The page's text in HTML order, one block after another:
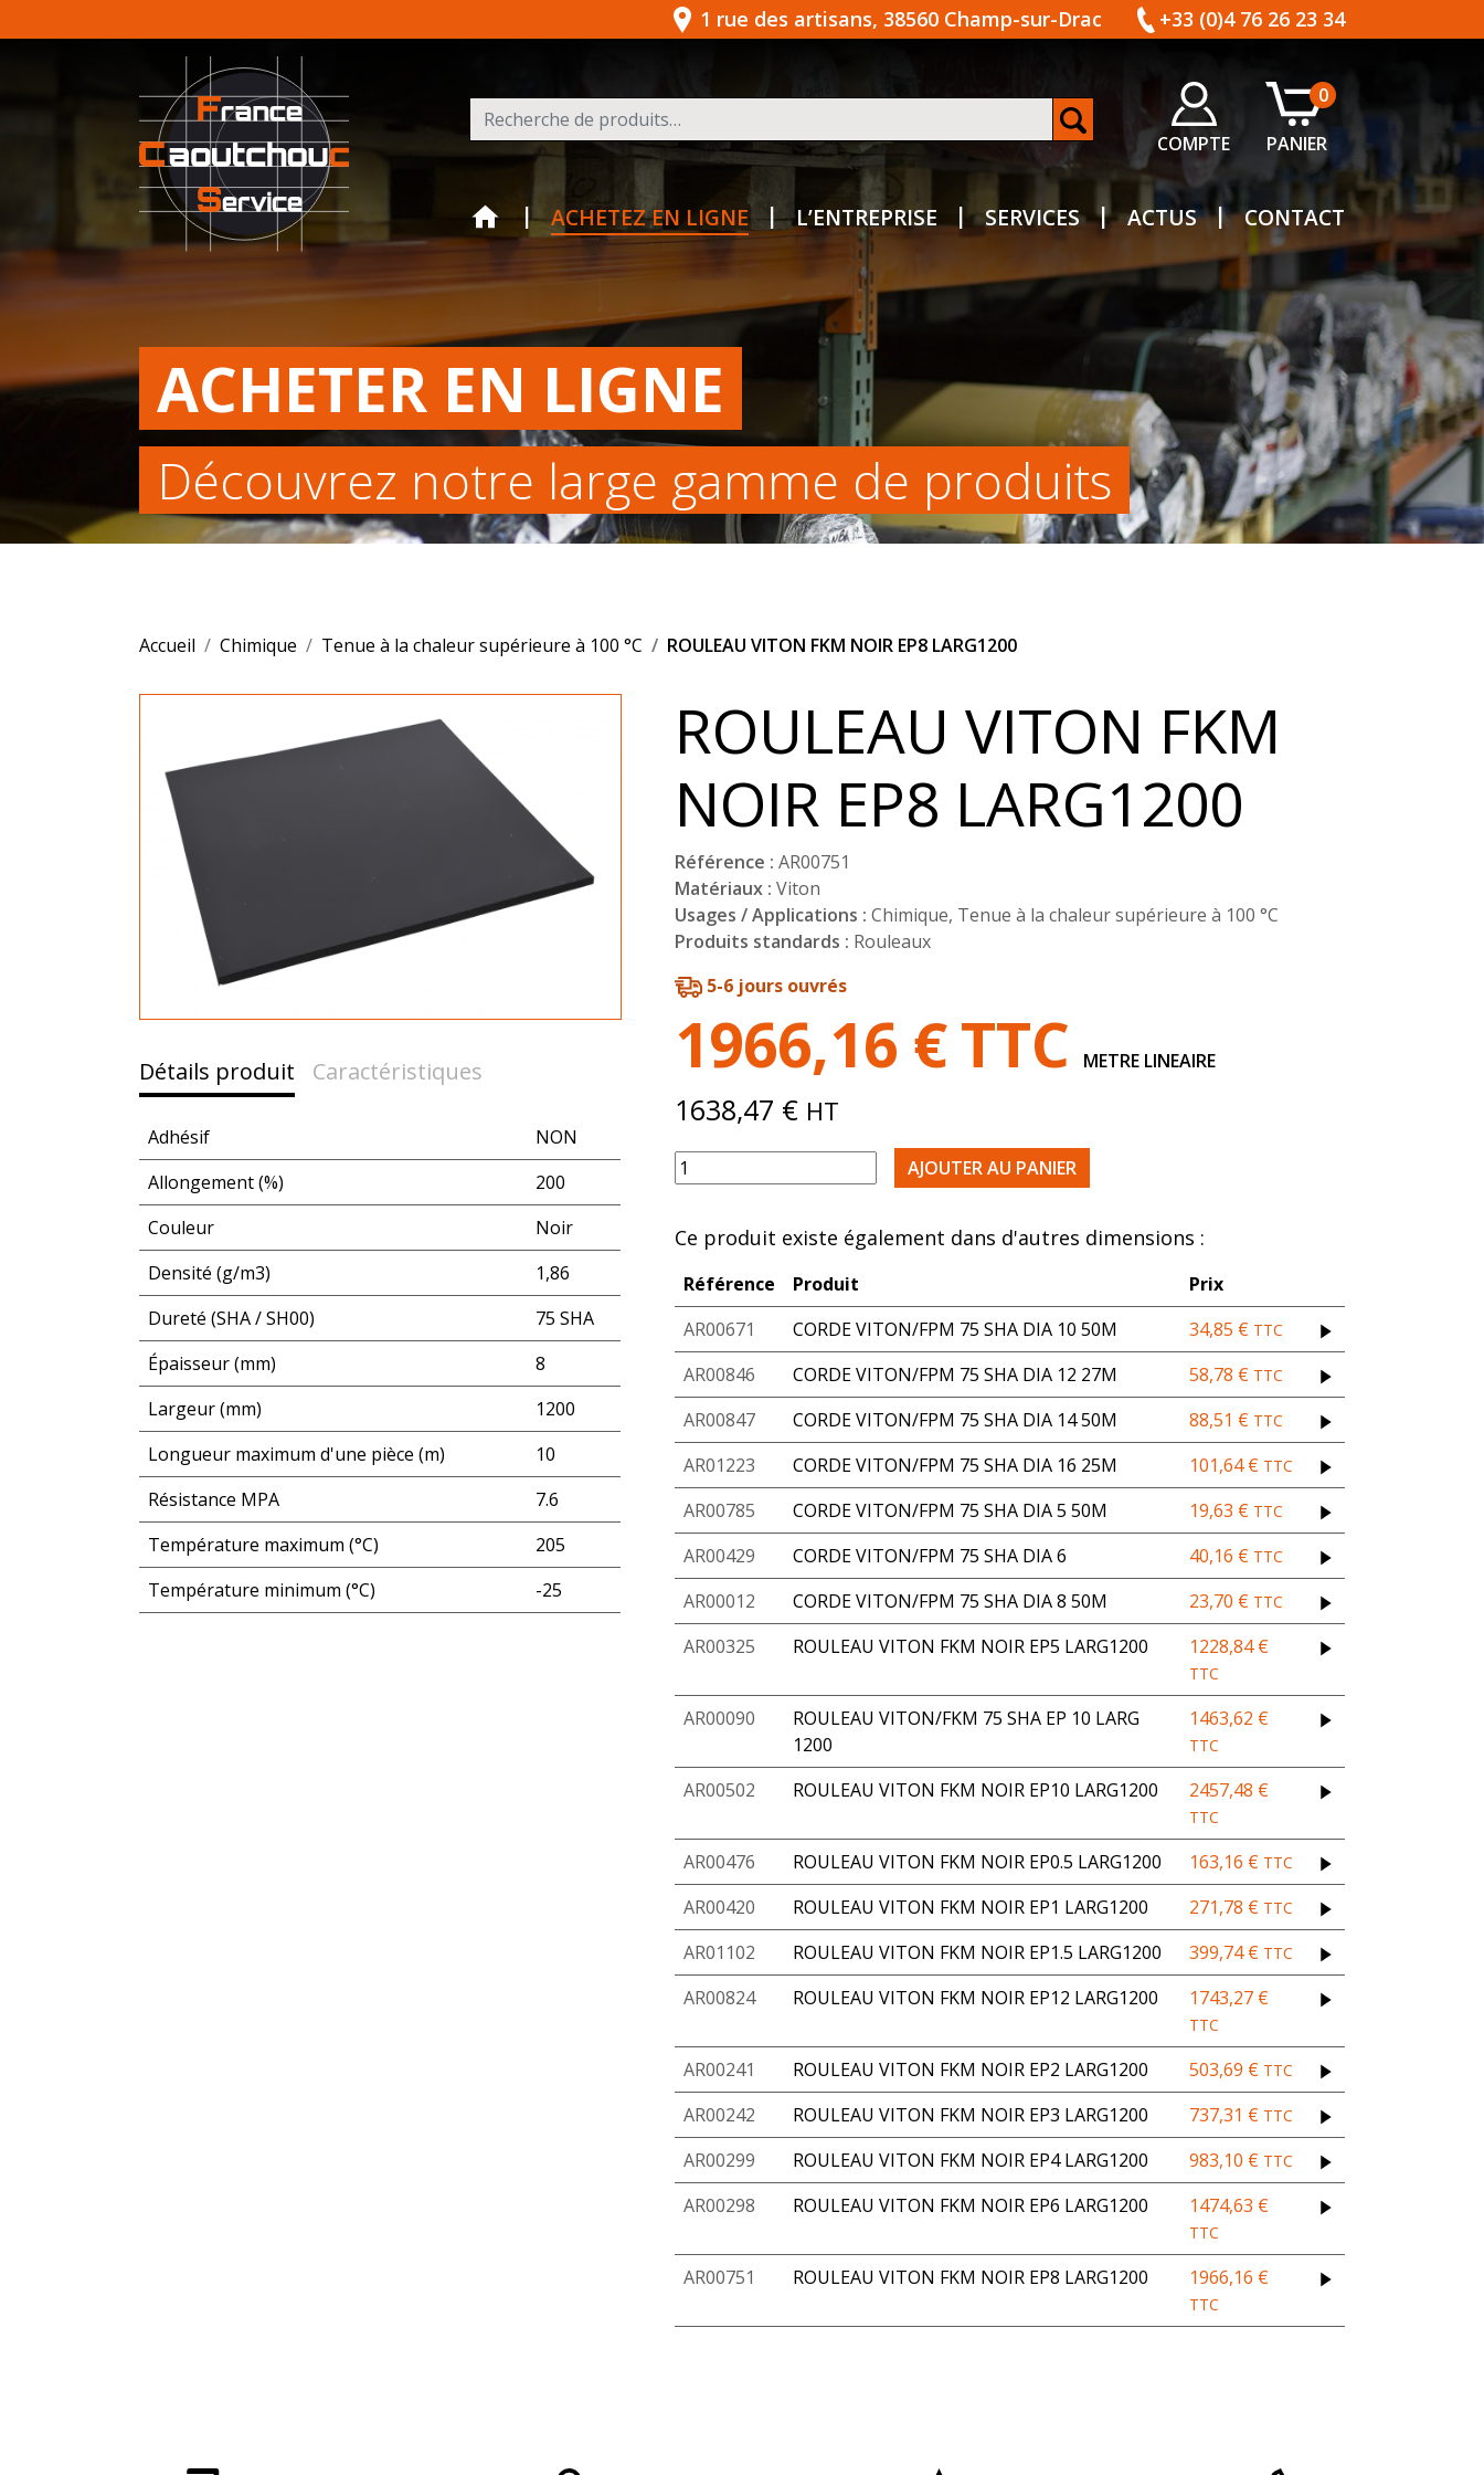
1 rue des artisans, 38560 Champ-sur-Drac +33 (0)4 76 26 23 34
COMPTE
0
PANIER
Recherche pour :
ACHETEZ EN LIGNE L’ENTREPRISE SERVICES ACTUS CONTACT
ACHETER EN LIGNE
Découvrez notre large gamme de produits
Accueil Chimique Tenue à la chaleur supérieure à 100 °C ROULEAU VITON FKM NOIR EP8 LARG1200
Détails produit Caractéristiques
Adhésif
NON
Allongement (%)
200
Couleur
Noir
Densité (g/m3)
1,86
Dureté (SHA / SH00)
75 SHA
Épaisseur (mm)
8
Largeur (mm)
1200
Longueur maximum d'une pièce (m)
10
Résistance MPA
7.6
Température maximum (°C)
205
Température minimum (°C)
-25
ROULEAU VITON FKM
NOIR EP8 LARG1200
Référence : AR00751
Matériaux : Viton
Usages / Applications : Chimique, Tenue à la chaleur supérieure à 100 °C
Produits standards : Rouleaux
5-6 jours ouvrés
1966,16 €TTC METRE LINEAIRE
1638,47 € HT
quantité de ROULEAU VITON FKM NOIR EP8 LARG1200
AJOUTER AU PANIER
Ce produit existe également dans d'autres dimensions :
Référence Produit
Prix
AR00671
CORDE VITON/FPM 75 SHA DIA 10 50M 34,85 € TTC
AR00846 CORDE VITON/FPM 75 SHA DIA 12 27M 58,78 € TTC
AR00847 CORDE VITON/FPM 75 SHA DIA 14 50M 88,51 € TTC
AR01223 CORDE VITON/FPM 75 SHA DIA 16 25M 101,64€ TTC
AR00785 CORDE VITON/FPM 75 SHA DIA 5 50M 19,63 € TTC
AR00429 CORDE VITON/FPM 75 SHA DIA 6 40,16 € TTC
AR00012 CORDE VITON/FPM 75 SHA DIA 8 50M 23,70 € TTC
AR00325 ROULEAU VITON FKM NOIR EP5 LARG1200 1228,84€
TTC
AR00090
ROULEAU VITON/FKM 75 SHA EP 10 LARG
1200
1463,62 €
TTC
AR00502 ROULEAU VITON FKM NOIR EP10 LARG1200 2457,48 €
TTC
AR00476 ROULEAU VITON FKM NOIR EP0.5 LARG1200 163,16 € TTC
AR00420 ROULEAU VITON FKM NOIR EP1 LARG1200 271,78 € TTC
AR01102 ROULEAU VITON FKM NOIR EP1.5 LARG1200 399,74€ TTC
AR00824 ROULEAU VITON FKM NOIR EP12 LARG1200 1743,27 €
TTC
AR00241 ROULEAU VITON FKM NOIR EP2 LARG1200 503,69 € TTC
AR00242 ROULEAU VITON FKM NOIR EP3 LARG1200 737,31 € TTC
AR00299 ROULEAU VITON FKM NOIR EP4 LARG1200 983,10 € TTC
AR00298 ROULEAU VITON FKM NOIR EP6 LARG1200 1474,63 €
TTC
AR00751 ROULEAU VITON FKM NOIR EP8 LARG1200 1966,16 €
TTC